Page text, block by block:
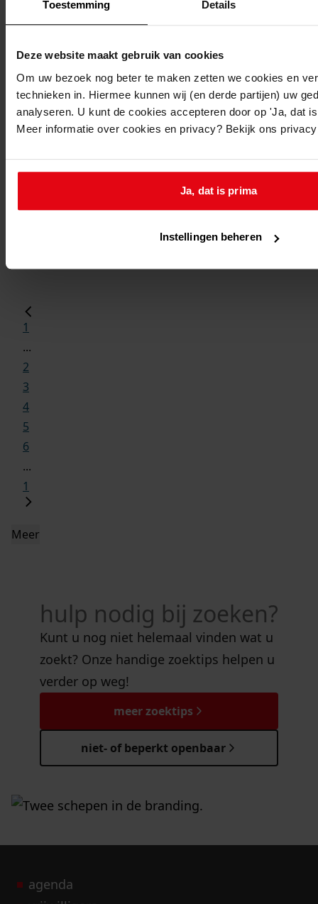
Toestemming Details
Deze website maakt gebruik van cookies
Om uw bezoek nog beter te maken zetten we cookies en
technieken in. Hiermee kunnen wij (en derde partijen) uw
analyseren. U kunt de cookies accepteren door op 'Ja, dat
Meer informatie over cookies en privacy? Bekijk ons
Ja, dat is prima
Instellingen beheren
2.
Dit bestand is nog niet gecontroleerd op volledigheid
en juistheid
Vorige
Gebruik CTRL + scroll om te scrollen
1
...
2
3
4
5
6
...
1
Meer
hulp nodig bij zoeken?
Kunt u nog niet helemaal vinden wat u
zoekt? Onze handige zoektips helpen u
verder op weg!
meer zoektips
niet- of beperkt openbaar
agenda